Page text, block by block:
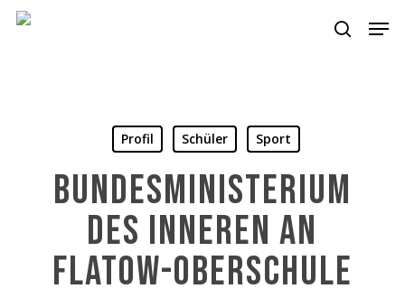
Skip
search
Profil Schüler Sport
Bundesministerium
des Inneren an
Flatow-Oberschule